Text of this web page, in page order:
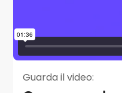
Guarda il video: